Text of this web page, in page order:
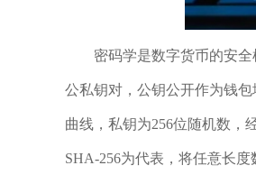
密码学是数字货币的安
公私钥对，公钥公开作为钱
曲线，私钥为256位随机数，
SHA-256为代表，将任意长